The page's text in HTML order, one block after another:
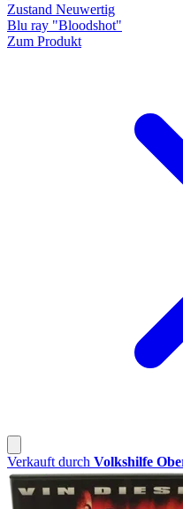
Zustand Neuwertig
Blu ray "Bloodshot"
Zum Produkt
Verkauft durch Volkshilfe